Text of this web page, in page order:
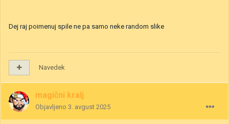
Dej raj poimenuj spile ne pa samo neke random slike
Navedek
magični kralj
Objavljeno 3. avgust 2025